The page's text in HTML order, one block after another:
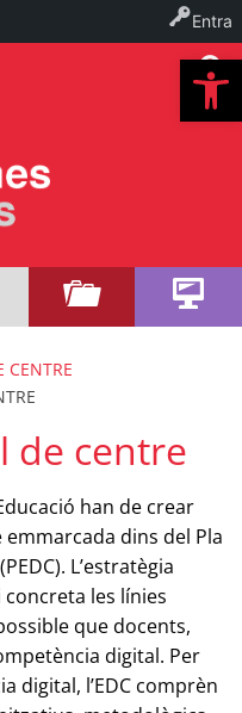
CENTRE
de centre
han de crear
dins del Pla
L’estratègia
les línies
que docents,
digital. Per
digital, l’EDC comprèn
Entra